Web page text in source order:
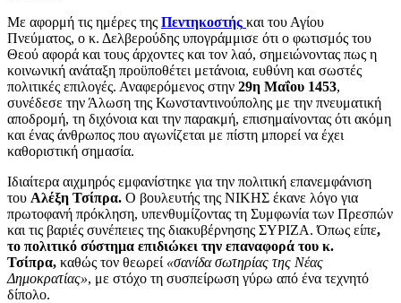
Με αφορμή τις ημέρες της Πεντηκοστής και του Αγίου
Πνεύματος, ο κ. Δελβερούδης υπογράμμισε ότι ο φωτισμός του
Θεού αφορά και τους άρχοντες και τον λαό, σημειώνοντας πως η
κοινωνική ανάταξη προϋποθέτει μετάνοια, ευθύνη και σωστές
πολιτικές επιλογές. Αναφερόμενος στην 29η Μαΐου 1453,
συνέδεσε την Άλωση της Κωνσταντινούπολης με την πνευματική
αποδρομή, τη διχόνοια και την παρακμή, επισημαίνοντας ότι ακόμη
και ένας άνθρωπος που αγωνίζεται με πίστη μπορεί να έχει
καθοριστική σημασία.
Ιδιαίτερα αιχμηρός εμφανίστηκε για την πολιτική επανεμφάνιση
του Αλέξη Τσίπρα. Ο βουλευτής της ΝΙΚΗΣ έκανε λόγο για
πρωτοφανή πρόκληση, υπενθυμίζοντας τη Συμφωνία των Πρεσπών
και τις βαριές συνέπειες της διακυβέρνησης ΣΥΡΙΖΑ. Όπως είπε,
το πολιτικό σύστημα επιδιώκει την επαναφορά του κ.
Τσίπρα, καθώς τον θεωρεί «σανίδα σωτηρίας της Νέας
Δημοκρατίας», με στόχο τη συσπείρωση γύρω από ένα τεχνητό
δίπολο.